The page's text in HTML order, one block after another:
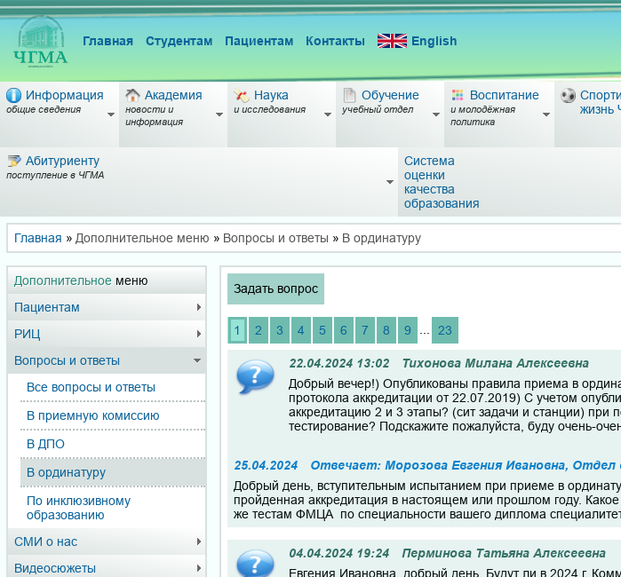
Главная Студентам Пациентам Контакты English
Информация
общие сведения
Академия
новости и
информация
Наука
и исследования
Обучение
учебный отдел
Воспитание
и молодёжная
политика
жизнь
Абитуриенту
поступление в ЧГМА
Система
оценки
качества
образования
Главная » Дополнительное меню » Вопросы и ответы » В ординатуру
Дополнительное меню
Пациентам
РИЦ
Вопросы и ответы
Все вопросы и ответы
В приемную комиссию
В ДПО
В ординатуру
По инклюзивному
образованию
СМИ о нас
Видеосюжеты
Задать вопрос
1 2 3 4 5 6 7 8 9 23
22.04.2024 13:02
Тихонова Милана Алексеевна
Добрый вечер!) Опубликованы правила приема в
протокола аккредитации от 22.07.2019) С учетом
аккредитацию 2 и 3 этапы? (сит задачи и станции) при
тестирование? Подскажите пожалуйста, буду очень-
25.04.2024
Отвечает: Морозова Евгения Ивановна,
Добрый день, вступительным испытанием при приеме в
пройденная аккредитация в настоящем или прошлом году.
же тестам ФМЦА по специальности вашего диплома
04.04.2024 19:24
Перминова Татьяна Алексеевна
Евгения Ивановна, добрый день. Будут ли в 2024 г.